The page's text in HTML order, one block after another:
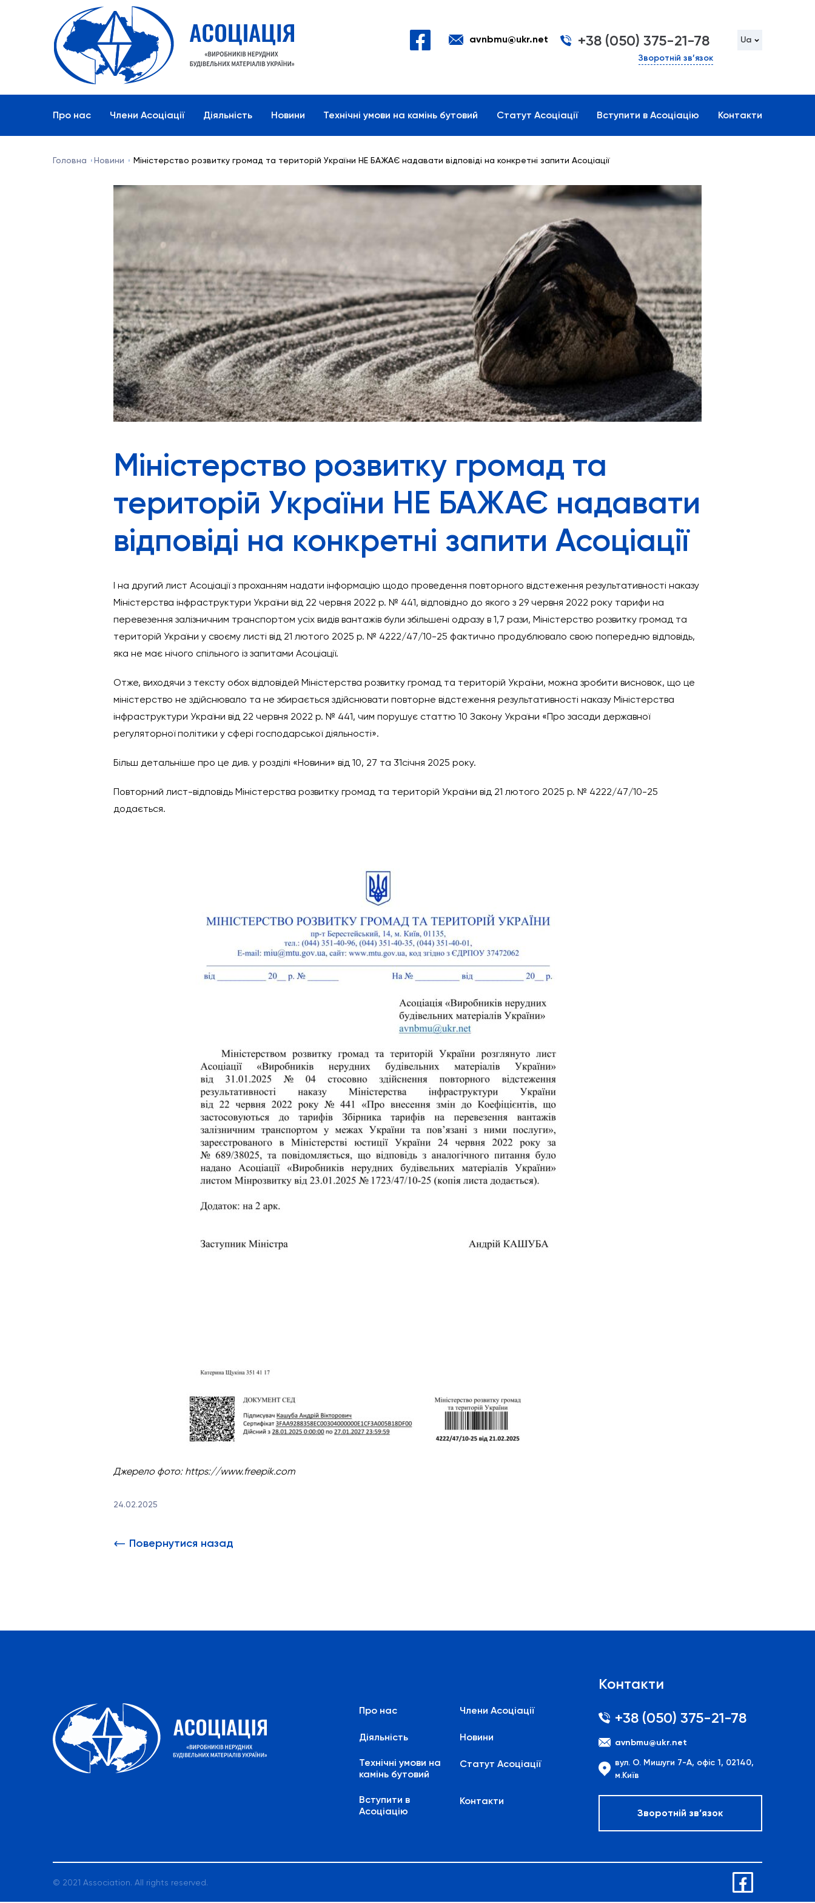
avnbmu@ukr.net +38 (050) 375-21-78
Зворотній зв’язок
Ua
Про нас Члени Асоціації Діяльність Новини Технічні умови на камінь бутовий Статут Асоціації Вступити в Асоціацію Контакти
Головна Новини Міністерство розвитку громад та територій України НЕ БАЖАЄ надавати відповіді на конкретні запити Асоціації
Міністерство розвитку громад та
територій України НЕ БАЖАЄ надавати
відповіді на конкретні запити Асоціації
І на другий лист Асоціації з проханням надати інформацію щодо проведення повторного відстеження результативності наказу
Міністерства інфраструктури України від 22 червня 2022 р. № 441, відповідно до якого з 29 червня 2022 року тарифи на
перевезення залізничним транспортом усіх видів вантажів були збільшені одразу в 1,7 рази, Міністерство розвитку громад та
територій України у своєму листі від 21 лютого 2025 р. № 4222/47/10-25 фактично продублювало свою попередню відповідь,
яка не має нічого спільного із запитами Асоціації.
Отже, виходячи з тексту обох відповідей Міністерства розвитку громад та територій України, можна зробити висновок, що це
міністерство не здійснювало та не збирається здійснювати повторне відстеження результативності наказу Міністерства
інфраструктури України від 22 червня 2022 р. № 441, чим порушує статтю 10 Закону України «Про засади державної
регуляторної політики у сфері господарської діяльності».
Більш детальніше про це див. у розділі «Новини» від 10, 27 та 31січня 2025 року.
Повторний лист-відповідь Міністерства розвитку громад та територій України від 21 лютого 2025 р. № 4222/47/10-25
додається.
Джерело фото: https://www.freepik.com
24.02.2025
Повернутися назад
Про нас Члени Асоціації
Діяльність Новини
Технічні умови на
камінь бутовий
Статут Асоціації
Вступити в
Асоціацію
Контакти
Контакти
+38 (050) 375-21-78
avnbmu@ukr.net
вул. О. Мишуги 7-А, офіс 1, 02140,
м.Київ
Зворотній зв’язок
© 2021 Association. All rights reserved.